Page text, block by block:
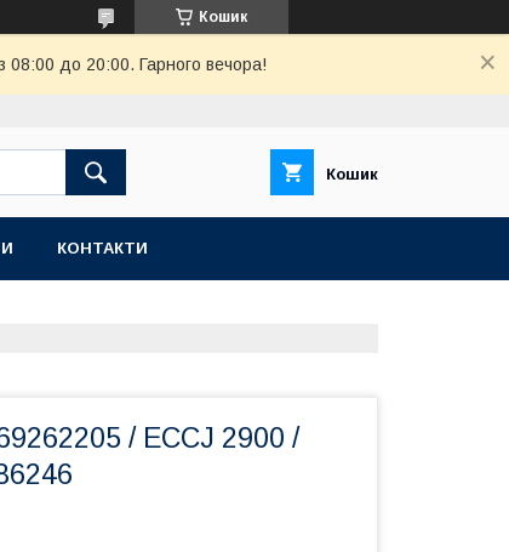
Кошик
08:00 до 20:00. Гарного вечора!
Кошик
КОНТАКТИ
/ ECCJ 2900 /